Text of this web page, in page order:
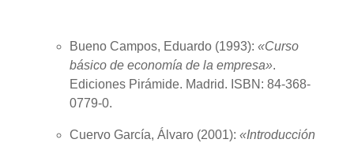
Bueno Campos, Eduardo (1993): «Curso
básico de economía de la empresa».
Ediciones Pirámide. Madrid. ISBN: 84-368-
0779-0.
Cuervo García, Álvaro (2001): «Introducción